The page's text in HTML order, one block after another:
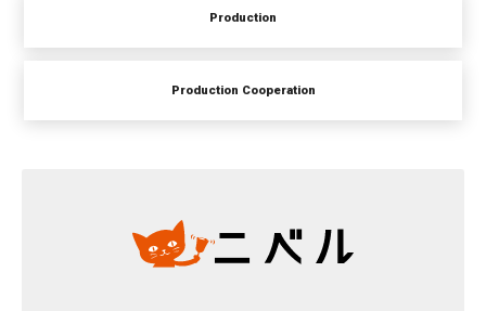
Production
Production Cooperation